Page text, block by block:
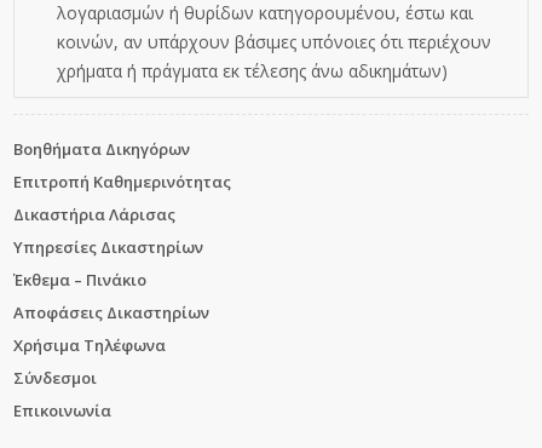
λογαριασμών ή θυρίδων κατηγορουμένου, έστω και
κοινών, αν υπάρχουν βάσιμες υπόνοιες ότι περιέχουν
χρήματα ή πράγματα εκ τέλεσης άνω αδικημάτων)
Βοηθήματα Δικηγόρων
Επιτροπή Καθημερινότητας
Δικαστήρια Λάρισας
Υπηρεσίες Δικαστηρίων
Έκθεμα – Πινάκιο
Αποφάσεις Δικαστηρίων
Χρήσιμα Τηλέφωνα
Σύνδεσμοι
Επικοινωνία